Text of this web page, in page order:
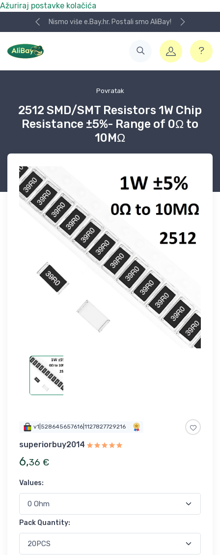
Ažuriraj postavke kolačića
Nismo više e.Bay.hr. Postali smo AliBay!
Povratak
2512 SMD/SMT Resistors 1W Chip
Resistance ±5%- Range of 0Ω to
10MΩ
v1|528645657616|1127827729216
superiorbuy2014
6,36 €
Values:
Pack Quantity: